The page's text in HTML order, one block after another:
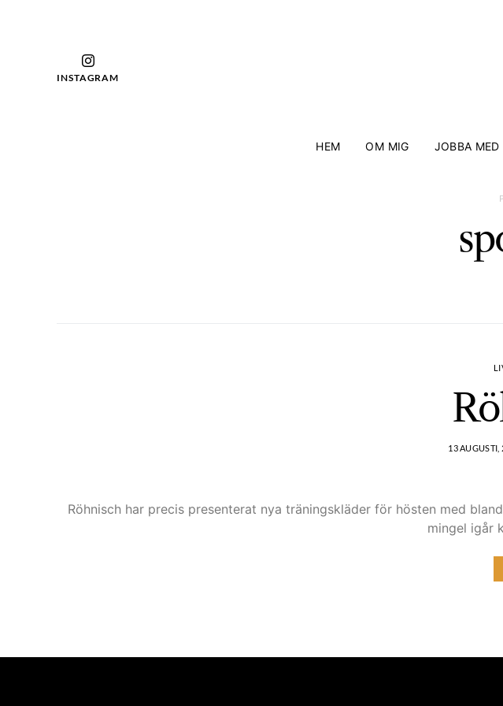
INSTAGRAM
HEM OM MIG JOBBA MED
13 AUGUSTI,
Röhnisch har precis presenterat nya träningskläder för hösten med
mingel igår